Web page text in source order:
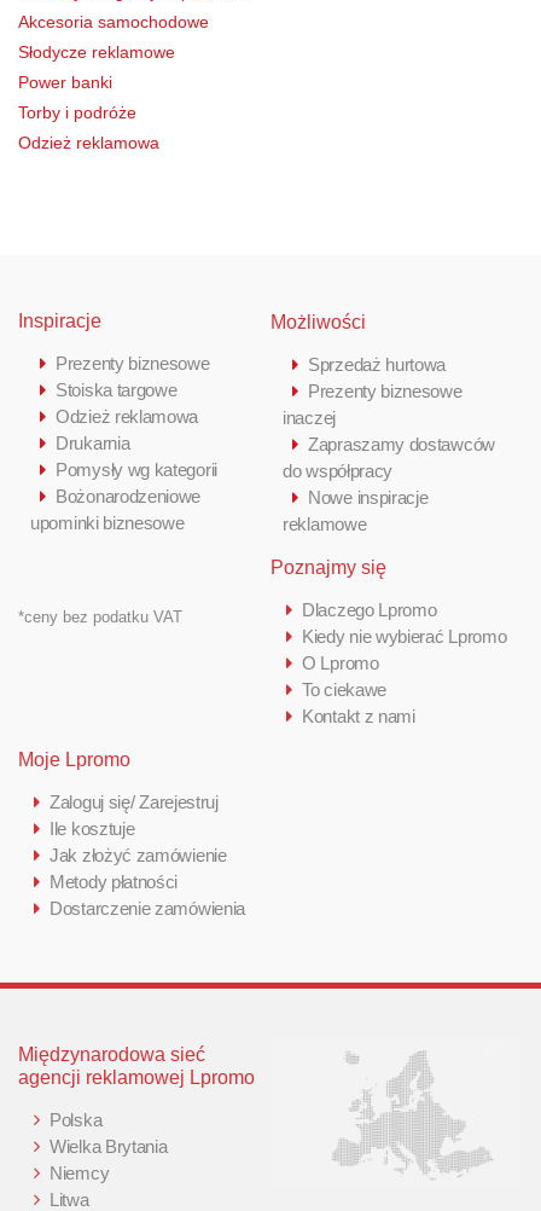
Akcesoria samochodowe
Słodycze reklamowe
Power banki
Torby i podróże
Odzież reklamowa
Inspiracje
Prezenty biznesowe
Stoiska targowe
Odzież reklamowa
Drukarnia
Pomysły wg kategorii
Bożonarodzeniowe
upominki biznesowe
*ceny bez podatku VAT
Możliwości
Sprzedaż hurtowa
Prezenty biznesowe
inaczej
Zapraszamy dostawców
do współpracy
Nowe inspiracje
reklamowe
Poznajmy się
Dlaczego Lpromo
Kiedy nie wybierać Lpromo
O Lpromo
To ciekawe
Kontakt z nami
Moje Lpromo
Zaloguj się/ Zarejestruj
Ile kosztuje
Jak złożyć zamówienie
Metody płatności
Dostarczenie zamówienia
Międzynarodowa sieć
agencji reklamowej Lpromo
Polska
Wielka Brytania
Niemcy
Litwa